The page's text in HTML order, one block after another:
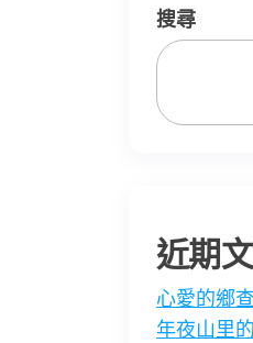
搜尋
近期
心愛的鄉
年夜山里